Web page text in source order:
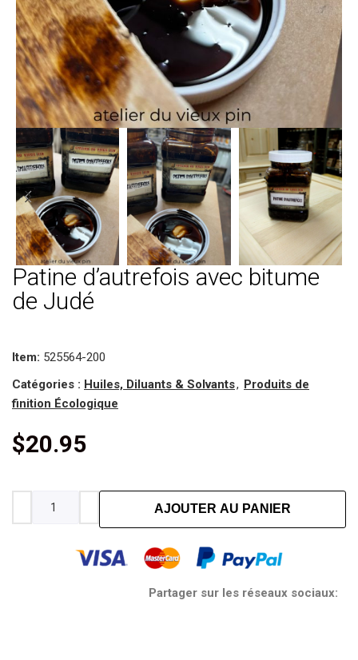
Patine d’autrefois avec bitume
de Judé
Item: 525564-200
Catégories : Huiles, Diluants & Solvants, Produits de
finition Écologique
$20.95
AJOUTER AU PANIER
Partager sur les réseaux sociaux: